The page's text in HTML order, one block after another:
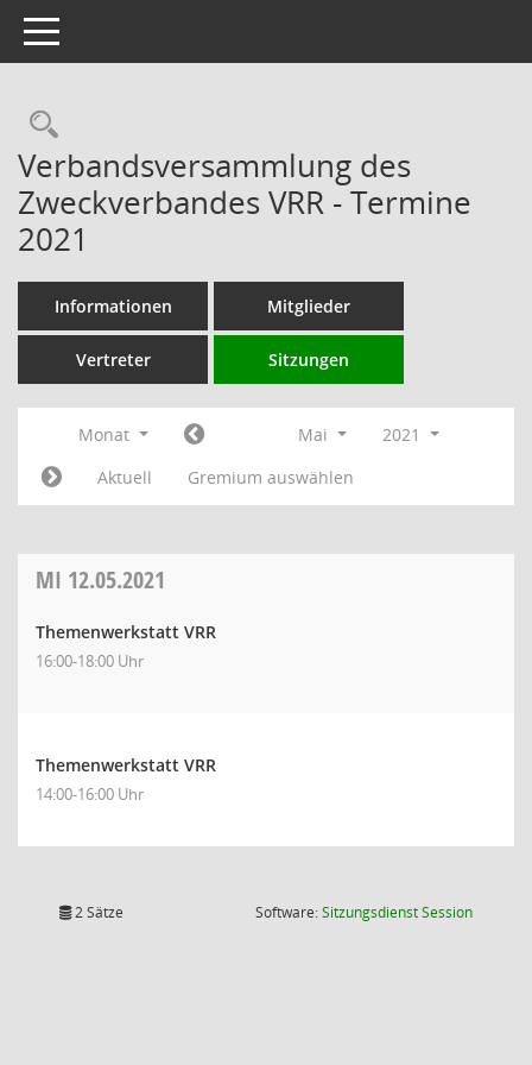
Toggle navigation
Rechercheauswahl
Verbandsversammlung des
Zweckverbandes VRR - Termine
2021
Informationen Mitglieder
Vertreter Sitzungen
Monat Mai
2021
Aktuell
Gremium auswählen
MI 12.05.2021
Themenwerkstatt VRR
16:00-18:00 Uhr
Themenwerkstatt VRR
14:00-16:00 Uhr
2 Sätze Software:SitzungsdienstSession(Wird in